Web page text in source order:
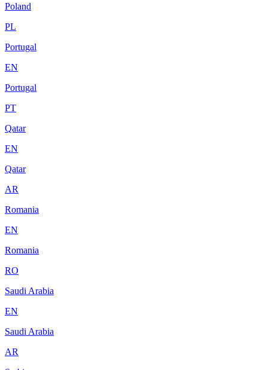
Poland
PL
Portugal
EN
Portugal
PT
Qatar
EN
Qatar
AR
Romania
EN
Romania
RO
Saudi Arabia
EN
Saudi Arabia
AR